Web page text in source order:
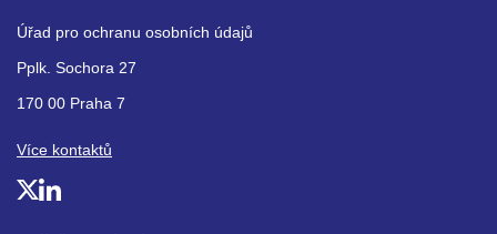
Úřad pro ochranu osobních údajů
Pplk. Sochora 27
170 00 Praha 7
Více kontaktů